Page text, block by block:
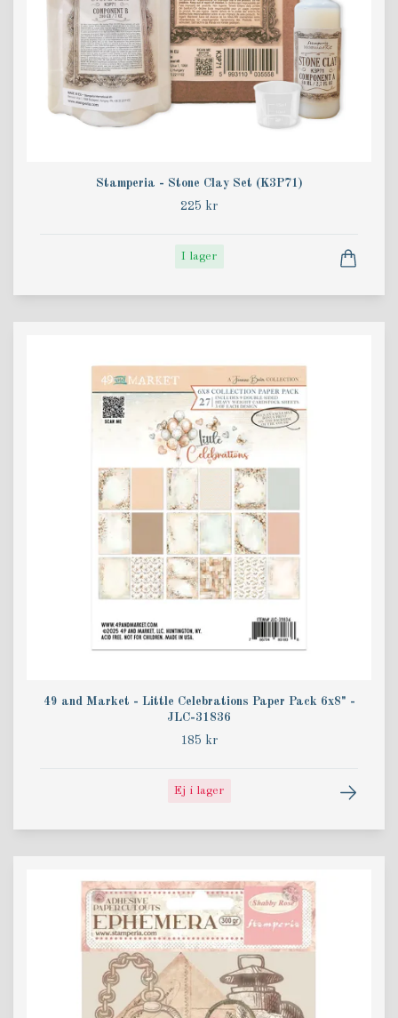
Stamperia - Stone Clay Set (K3P71)
225 kr
I lager
49 and Market - Little Celebrations Paper Pack 6x8" -
JLC-31836
185 kr
Ej i lager